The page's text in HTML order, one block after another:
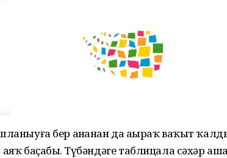
бер аҙнанан да аҙыраҡ ваҡыт
аяҡ баҫабыҙ. Түбәндәге таблицала сәхәр